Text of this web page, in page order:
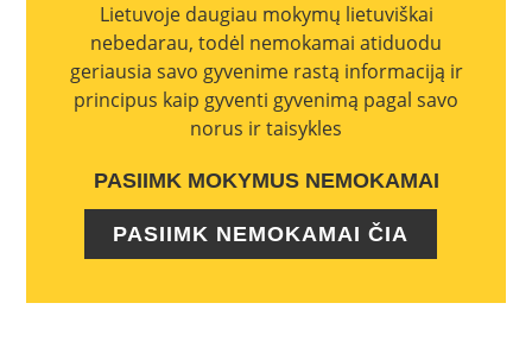
Lietuvoje daugiau mokymų lietuviškai
nebedarau, todėl nemokamai atiduodu
geriausia savo gyvenime rastą informaciją ir
principus kaip gyventi gyvenimą pagal savo
norus ir taisykles
PASIIMK MOKYMUS NEMOKAMAI
PASIIMK NEMOKAMAI ČIA